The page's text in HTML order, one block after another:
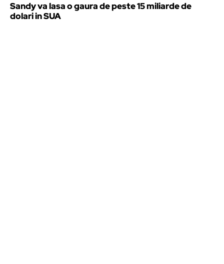
Sandy va lasa o gaura de peste 15 miliarde de
dolari in SUA